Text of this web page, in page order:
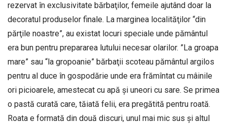
rezervat în exclusivitate bărbaţilor, femeile ajutând doar la
decoratul produselor finale. La marginea localităţilor “din
părţile noastre”, au existat locuri speciale unde pământul
era bun pentru prepararea lutului necesar olarilor. ”La groapa
mare” sau “la gropoanie” bărbaţii scoteau pământul argilos
pentru al duce în gospodărie unde era frămîntat cu mâinile
ori picioarele, amestecat cu apă şi uneori cu sare. Se primea
o pastă curată care, tăiată felii, era pregătită pentru roată.
Roata e formată din două discuri, unul mai mic sus şi altul